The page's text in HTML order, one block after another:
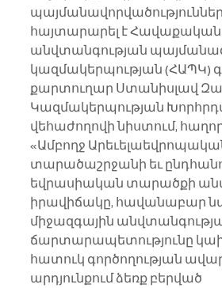
հայտարարել է Հավաքական
անվտանգության
կազմակերպության (ՀԱՊԿ)
քարտուղար Ստանիսլավ
Կազմակերպության
վեհաժողովի նիստում,
«Ամբողջ
տարածաշրջանի եւ
եվրասիական տարածքի
իրավիճակը, հավանաբար
միջազգային
ճարտարապետությունը
հատուկ գործողության
արդյունքում ձեռք բերված